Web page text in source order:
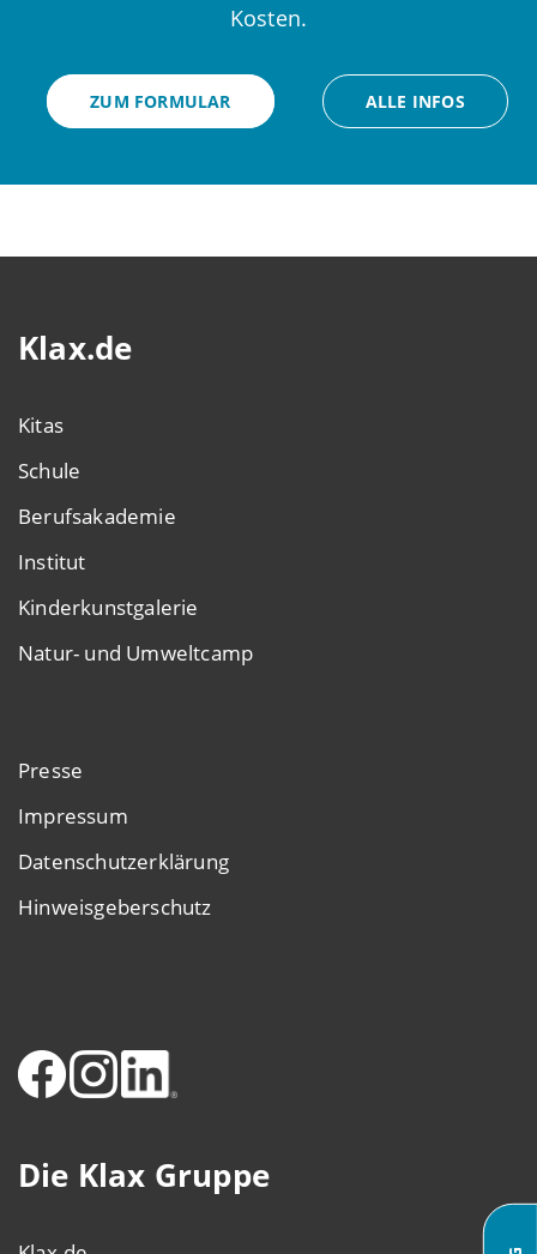
Kosten.
ZUM FORMULAR ALLE INFOS
Klax.de
Kitas
Schule
Berufsakademie
Institut
Kinderkunstgalerie
Natur- und Umweltcamp
Presse
Impressum
Datenschutzerklärung
Hinweisgeberschutz
Die Klax Gruppe